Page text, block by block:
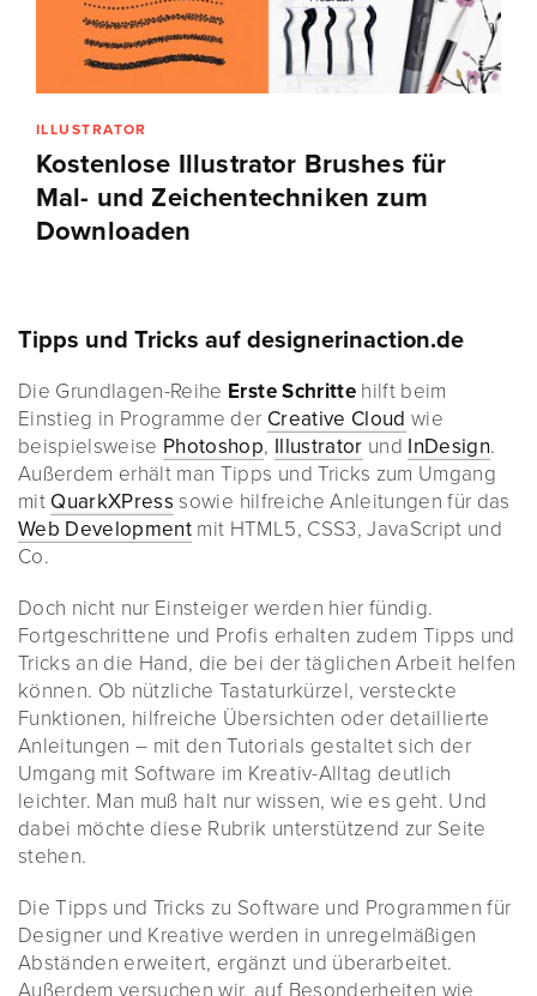
ILLUSTRATOR
Kostenlose Illustrator Brushes für
Mal- und Zeichentechniken zum
Downloaden
Tipps und Tricks auf designerinaction.de
Die Grundlagen-Reihe Erste Schrittehilft beim
Einstieg in Programme der Creative Cloud wie
beispielsweise Photoshop, Illustrator und InDesign.
Außerdem erhält man Tipps und Tricks zum Umgang
mit QuarkXPress sowie hilfreiche Anleitungen für das
Web Development mit HTML5, CSS3, JavaScript und
Co.
Doch nicht nur Einsteiger werden hier fündig.
Fortgeschrittene und Profis erhalten zudem Tipps und
Tricks an die Hand, die bei der täglichen Arbeit helfen
können. Ob nützliche Tastaturkürzel, versteckte
Funktionen, hilfreiche Übersichten oder detaillierte
Anleitungen – mit den Tutorials gestaltet sich der
Umgang mit Software im Kreativ-Alltag deutlich
leichter. Man muß halt nur wissen, wie es geht. Und
dabei möchte diese Rubrik unterstützend zur Seite
stehen.
Die Tipps und Tricks zu Software und Programmen für
Designer und Kreative werden in unregelmäßigen
Abständen erweitert, ergänzt und überarbeitet.